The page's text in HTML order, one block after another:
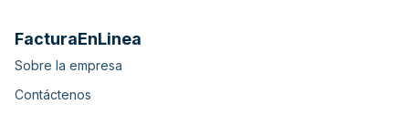
FacturaEnLinea
Sobre la empresa
Contáctenos